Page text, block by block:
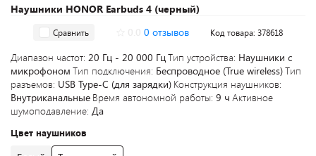
Наушники HONOR Earbuds 4 (черный)
Сравнить 0 отзывов Код товара: 378618
Диапазон частот: 20 Гц - 20 000 ГцТип устройства: Наушники с
микрофоном Тип подключения: Беспроводное (True wireless)Тип
разъемов: USB Type-C (для зарядки) Конструкция наушников:
Внутриканальные Время автономной работы: 9 ч Активное
шумоподавление: Да
Цвет наушников